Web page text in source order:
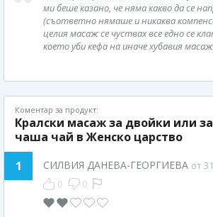
ми беше казано, че няма какво да се
(съответно нямаше и никаква
целия масаж се чуствах все едно се
което уби кефа на иначе хубавия
Коментар за продукт:
Кралски масаж за двойки или
чаша чай в Женско царство
1
СИЛВИЯ ДАНЕВА-ГЕОРГИЕВА от
0 0